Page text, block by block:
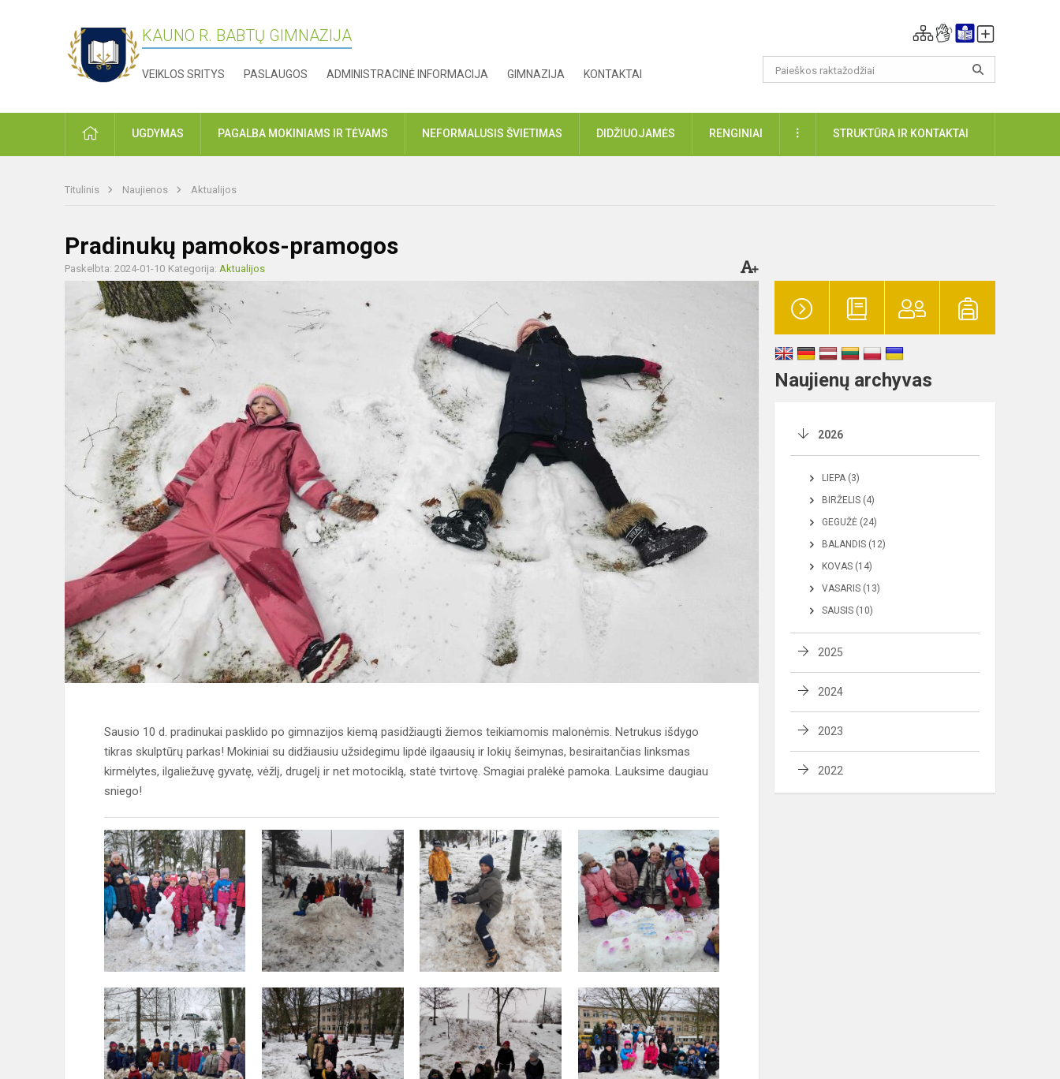
KAUNO R. BABTŲ GIMNAZIJA
VEIKLOS SRITYS PASLAUGOS ADMINISTRACINĖ INFORMACIJA GIMNAZIJA KONTAKTAI
PRADŽIAUGDYMAS PAGALBA MOKINIAMS IR TĖVAMS NEFORMALUSIS ŠVIETIMAS DIDŽIUOJAMĖS RENGINIAI DAUGIAUSTRUKTŪRA IR KONTAKTAI
Titulinis Naujienos Aktualijos
Pradinukų pamokos-pramogos
Paskelbta: 2024-01-10 Kategorija: Aktualijos
Sausio 10 d. pradinukai pasklido po gimnazijos kiemą pasidžiaugti žiemos teikiamomis malonėmis. Netrukus išdygo
tikras skulptūrų parkas! Mokiniai su didžiausiu užsidegimu lipdė ilgaausių ir lokių šeimynas, besiraitančias linksmas
kirmėlytes, ilgaliežuvę gyvatę, vėžlį, drugelį ir net motociklą, statė tvirtovę. Smagiai pralėkė pamoka. Lauksime daugiau
sniego!
Naujienų archyvas
2026
LIEPA (3)
BIRŽELIS (4)
GEGUŽĖ (24)
BALANDIS (12)
KOVAS (14)
VASARIS (13)
SAUSIS (10)
2025
2024
2023
2022